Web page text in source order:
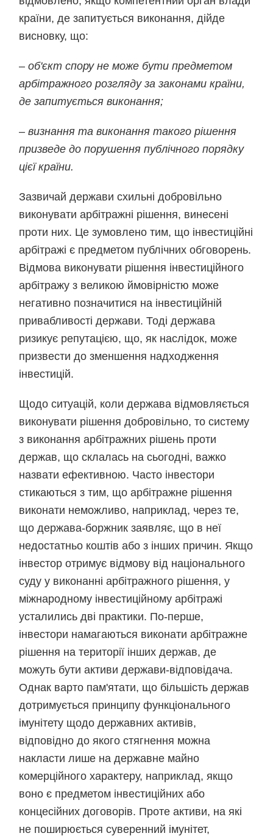
країни, де запитується виконання, дійде
висновку, що:
–об'єкт спору не може бути предметом
арбітражного розгляду за законами країни,
де запитується виконання;
– визнання та виконання такого рішення
призведе до порушення публічного порядку
цієї країни.
Зазвичай держави схильні добровільно
виконувати арбітражні рішення, винесені
проти них. Це зумовлено тим, що інвестиційні
арбітражі є предметом публічних обговорень.
Відмова виконувати рішення інвестиційного
арбітражу з великою ймовірністю може
негативно позначитися на інвестиційній
привабливості держави. Тоді держава
ризикує репутацією, що, як наслідок, може
призвести до зменшення надходження
інвестицій.
Щодо ситуацій, коли держава відмовляється
виконувати рішення добровільно, то систему
з виконання арбітражних рішень проти
держав, що склалась на сьогодні, важко
назвати ефективною. Часто інвестори
стикаються з тим, що арбітражне рішення
виконати неможливо, наприклад, через те,
що держава-боржник заявляє, що в неї
недостатньо коштів або з інших причин. Якщо
інвестор отримує відмову від національного
суду у виконанні арбітражного рішення, у
міжнародному інвестиційному арбітражі
усталились дві практики. По-перше,
інвестори намагаються виконати арбітражне
рішення на території інших держав, де
можуть бути активи держави-відповідача.
Однак варто пам'ятати, що більшість держав
дотримується принципу функціонального
імунітету щодо державних активів,
відповідно до якого стягнення можна
накласти лише на державне майно
комерційного характеру, наприклад, якщо
воно є предметом інвестиційних або
концесійних договорів. Проте активи, на які
не поширюється суверенний імунітет,